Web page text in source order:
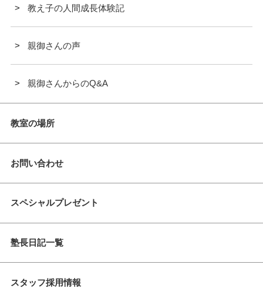
教え子の人間成長体験記
親御さんの声
親御さんからのQ&A
教室の場所
お問い合わせ
スペシャルプレゼント
塾長日記一覧
スタッフ採用情報